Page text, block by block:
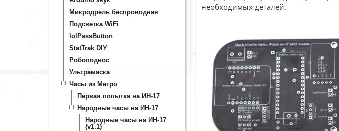
Микродрель беспроводная
Подсветка WiFi
lolPassButton
StatTrak DIY
Робоподнос
Ультрамаска
Часы из Метро
Первая попытка на ИН-17
Народные часы на ИН-17
Народные часы на ИН-17
(v1.1)
необходимых деталей.